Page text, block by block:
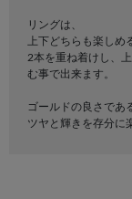
リングは、
上下どちらも楽し
2本を重ね着けし、
む事で出来ます。
ゴールドの良さであ
ツヤと輝きを存分に